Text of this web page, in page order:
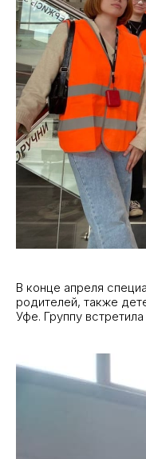
В конце апреля
родителей, также
Уфе. Группу